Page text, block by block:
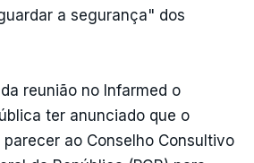
a segurança" dos
reunião no Infarmed o
ter anunciado que o
ao Conselho Consultivo